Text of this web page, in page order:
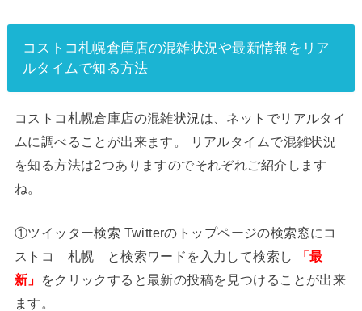
コストコ札幌倉庫店の混雑状況や最新情報をリア
ルタイムで知る方法
コストコ札幌倉庫店の混雑状況は、ネットでリアルタイ
ムに調べることが出来ます。 リアルタイムで混雑状況
を知る方法は2つありますのでそれぞれご紹介します
ね。
①ツイッター検索 Twitterのトップページの検索窓にコ
ストコ 札幌 と検索ワードを入力して検索し
「最
新」
をクリックすると最新の投稿を見つけることが出来
ます。